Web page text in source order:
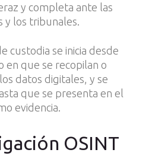
y completa ante las
y los tribunales.
custodia se inicia desde
en que se recopilan o
datos digitales, y se
que se presenta en el
evidencia.
OSINT